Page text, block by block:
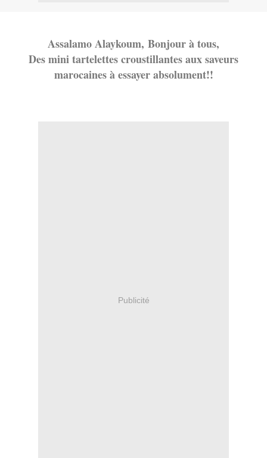
Assalamo Alaykoum, Bonjour à tous,
Des mini tartelettes croustillantes aux saveurs
marocaines à essayer absolument!!
Publicité